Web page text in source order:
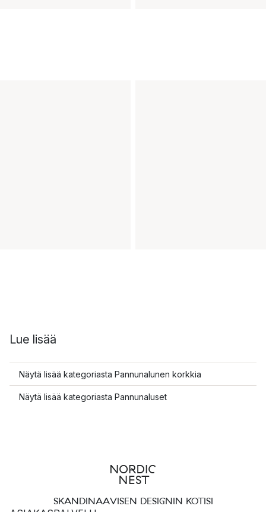
Lue lisää
Näytä lisää kategoriasta Pannunalunen korkkia
Näytä lisää kategoriasta Pannunaluset
SKANDINAAVISEN DESIGNIN KOTISI